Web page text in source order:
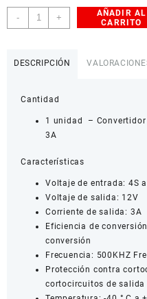
-
Convertidor
DC
12V
+
AÑADIR AL
CARRITO
DESCRIPCIÓN
Cantidad
1 unidad – Convertidor
3A
Características
Voltaje de entrada: 4S
Voltaje de salida: 12V
Corriente de salida: 3A
Eficiencia de
conversión
Frecuencia: 500KHZ
Protección contra
cortocircuitos de salida